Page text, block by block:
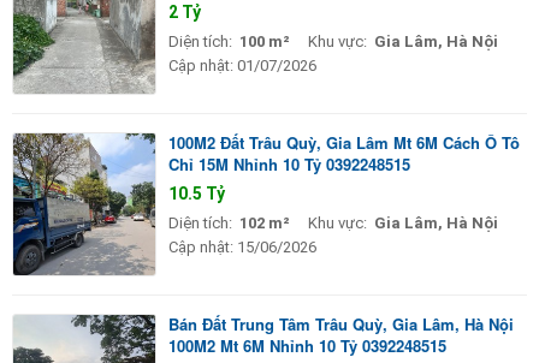
2 Tỷ
Diện tích: 100 m² Khu vực: Gia Lâm, Hà Nội
Cập nhật: 01/07/2026
100M2 Đất Trâu Quỳ, Gia Lâm Mt 6M Cách Ô Tô
Chỉ 15M Nhỉnh 10 Tỷ 0392248515
10.5 Tỷ
Diện tích: 102 m² Khu vực: Gia Lâm, Hà Nội
Cập nhật: 15/06/2026
Bán Đất Trung Tâm Trâu Quỳ, Gia Lâm, Hà Nội
100M2 Mt 6M Nhỉnh 10 Tỷ 0392248515